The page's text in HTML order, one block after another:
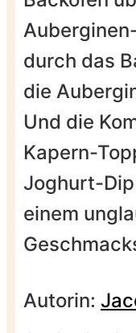
durch das
die
Und die
Kapern-
Joghurt-
einem
Autorin: